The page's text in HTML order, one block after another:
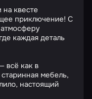
квесте
приключение! С
каждая деталь
всё как в
мебель,
настоящий